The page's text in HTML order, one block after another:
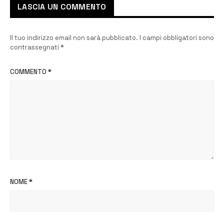
LASCIA UN COMMENTO
Il tuo indirizzo email non sarà pubblicato. I campi obbligatori sono
contrassegnati *
COMMENTO *
NOME*